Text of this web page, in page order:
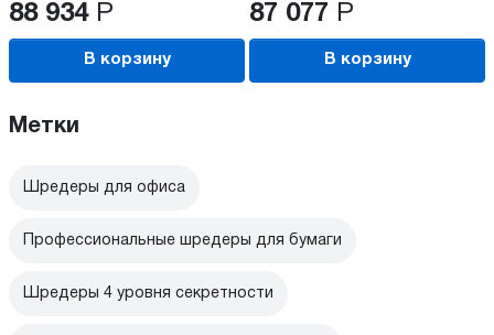
88 934 Р
В корзину
87 077 Р
В корзину
Метки
Шредеры для офиса
Профессиональные шредеры для бумаги
Шредеры 4 уровня секретности